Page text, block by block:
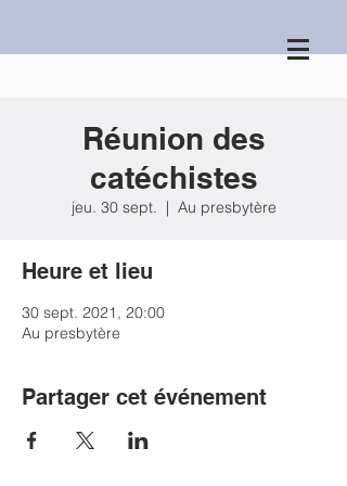
Réunion des
catéchistes
jeu. 30 sept.
  |
Au presbytère
Heure et lieu
30 sept. 2021, 20:00
Au presbytère
Partager cet événement